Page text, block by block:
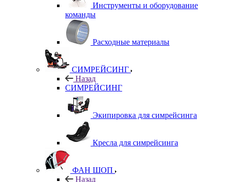
Инструменты и оборудование
команды
Расходные материалы
СИМРЕЙСИНГ
Назад
СИМРЕЙСИНГ
Экипировка для симрейсинга
Кресла для симрейсинга
ФАН ШОП
Назад